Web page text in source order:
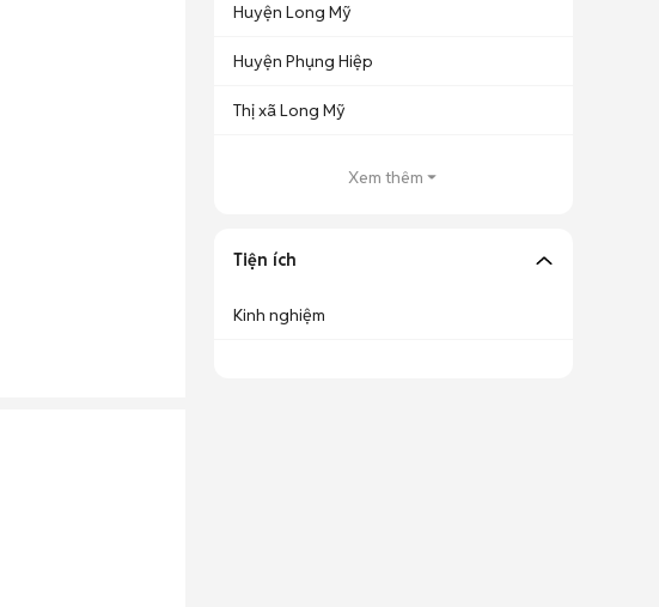
Huyện Long Mỹ
Huyện Phụng Hiệp
Thị xã Long Mỹ
Xem thêm
Tiện ích
Kinh nghiệm